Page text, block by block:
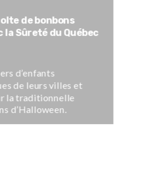
de bonbons
Sûreté du Québec
d’enfants
de leurs villes et
la traditionnelle
d’Halloween.